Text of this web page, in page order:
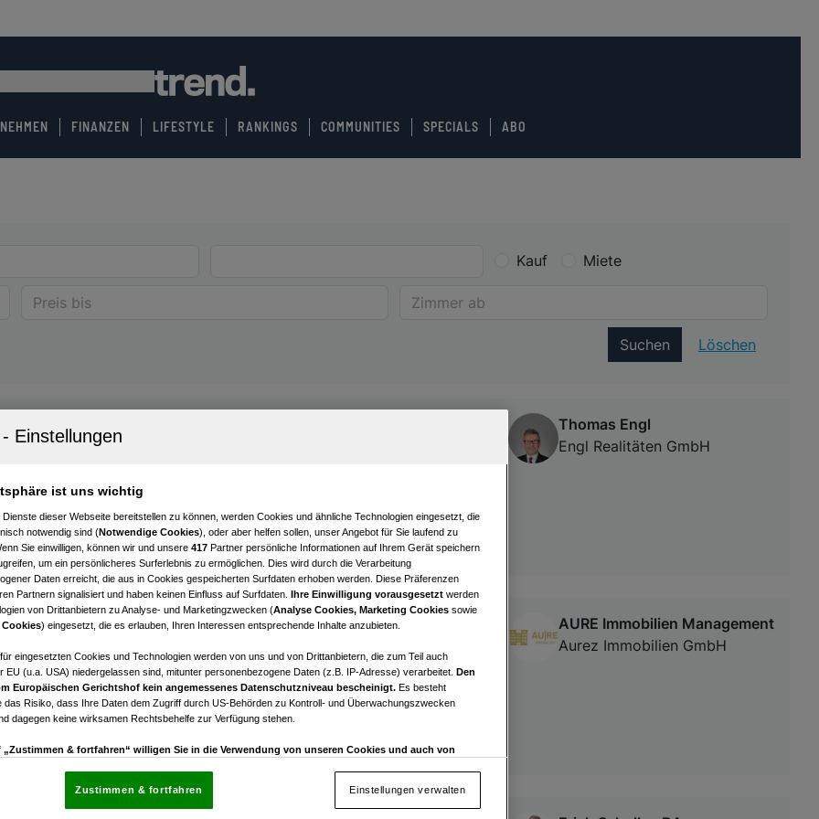
FINANZEN LIFESTYLE RANKINGS COMMUNITIES SPECIALS ABO
Kauf Miete
Suchen Löschen
Neustadt
ist gelegt – verwirklichen Sie jetzt Ihre Wohnideen!
Zimmer
Thomas Engl
Engl Realitäten GmbH
Neustadt
€ 620.000,00
Kaufpreis
AURE Immobilien Management
Aurez Immobilien GmbH
ist uns wichtig
Dienste dieser Webseite bereitstellen zu können, werden Cookies und ähnliche Technologien eingesetzt, die
notwendig sind (Notwendige Cookies), oder aber helfen sollen, unser Angebot für Sie laufend zu
Sie einwilligen, können wir und unsere 417 Partner persönliche Informationen auf Ihrem Gerät speichern
um ein persönlicheres Surferlebnis zu ermöglichen. Dies wird durch die Verarbeitung
Daten erreicht, die aus in Cookies gespeicherten Surfdaten erhoben werden. Diese Präferenzen
Partnern signalisiert und haben keinen Einfluss auf Surfdaten. Ihre Einwilligung vorausgesetzt werden
von Drittanbietern zu Analyse- und Marketingzwecken (Analyse Cookies, Marketing Cookies sowie
) eingesetzt, die es erlauben, Ihren Interessen entsprechende Inhalte anzubieten.
eingesetzten Cookies und Technologien werden von uns und von Drittanbietern, die zum Teil auch
EU (u.a. USA) niedergelassen sind, mitunter personenbezogene Daten (z.B. IP-Adresse) verarbeitet. Den
Europäischen Gerichtshof kein angemessenes Datenschutzniveau bescheinigt. Es besteht
das Risiko, dass Ihre Daten dem Zugriff durch US-Behörden zu Kontroll- und Überwachungszwecken
dagegen keine wirksamen Rechtsbehelfe zur Verfügung stehen.
„Zustimmen & fortfahren“ willigen Sie in die Verwendung von unseren Cookies und auch von
die sich auf jeder Seite unten im Footer befinden.
Einstellungen verwalten
Zustimmen & fortfahren